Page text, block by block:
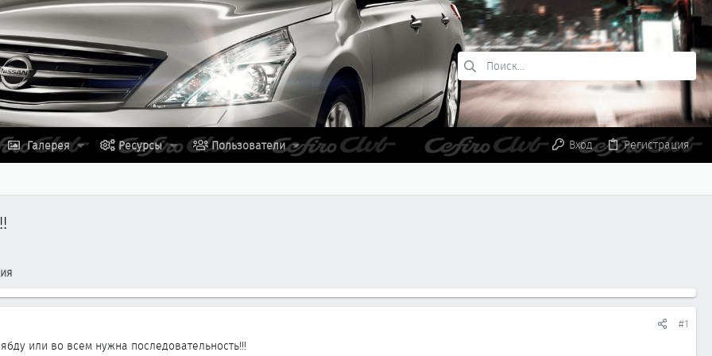
Галерея Ресурсы Пользователи Вход Регистрация
#1
или во всем нужна последовательность!!!